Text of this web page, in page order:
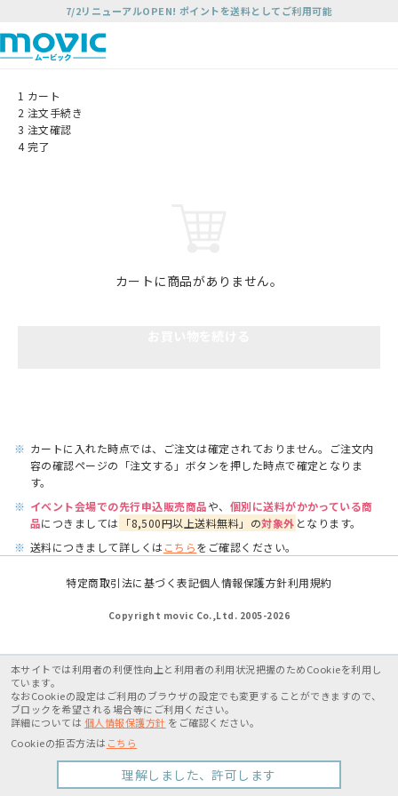
7/2リニューアルOPEN! ポイントを送料としてご利用可能
1 カート
2 注文手続き
3 注文確認
4 完了
カートに商品がありません。
※ カートに入れた時点では、ご注文は確定されておりません。ご注文内
容の確認ページの「注文する」ボタンを押した時点で確定となりま
す。
※ イベント会場での先行申込販売商品や、 個別に送料がかかっている商
品につきましては 「8,500円以上送料無料」の対象外 となります。
※ 送料につきまして詳しくはこちらをご確認ください。
特定商取引法に基づく表記個人情報保護方針利用規約
Copyright movic Co.,Ltd. 2005-2026
本サイトでは利用者の利便性向上と利用者の利用状況把握のためCookieを利用し
ています。
なおCookieの設定はご利用のブラウザの設定でも変更することができますので、
ブロックを希望される場合等にご利用ください。
詳細については 個人情報保護方針 をご確認ください。
Cookieの拒否方法は こちら
理解しました、許可します